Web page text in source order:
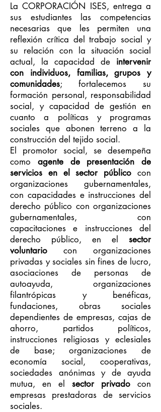
La CORPORACIÓN ISES, entrega a
sus estudiantes las competencias
necesarias que les permiten una
reflexión crítica del trabajo social y
su relación con la situación social
actual, la capacidad de intervenir
con individuos, familias, grupos y
comunidades; fortalecemos su
formación personal, responsabilidad
social, y capacidad de gestión en
cuanto a políticas y programas
sociales que abonen terreno a la
construcción del tejido social.
El promotor social, se desempeña
como agente de presentación de
servicios en el sector público con
organizaciones gubernamentales,
con capacidades e instrucciones del
derecho público con organizaciones
gubernamentales, con
capacitaciones e instrucciones del
derecho público, en el sector
voluntario con organizaciones
privadas y sociales sin fines de lucro,
asociaciones de personas de
autoayuda, organizaciones
filantrópicas y benéficas,
fundaciones, obras sociales
dependientes de empresas, cajas de
ahorro, partidos políticos,
instrucciones religiosas y eclesiales
de base; organizaciones de
economía social, cooperativas,
sociedades anónimas y de ayuda
mutua, en el sector privado con
empresas prestadoras de servicios
sociales.